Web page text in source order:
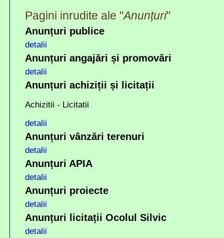
Pagini inrudite ale "Anunțuri"
Anunțuri publice
detalii
Anunțuri angajări și promovări
detalii
Anunțuri achiziții și licitații
Achizitii - Licitatii
detalii
Anunțuri vânzări terenuri
detalii
Anunțuri APIA
detalii
Anunțuri proiecte
detalii
Anunțuri licitații Ocolul Silvic
detalii